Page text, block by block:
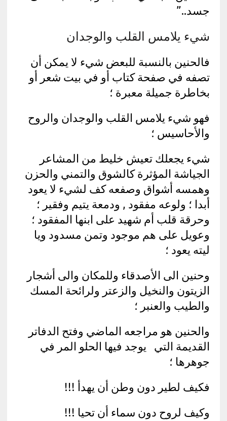
جسد..”
شيء يلامس القلب والوجدان
فالحنين بالنسبة للبعض شيء لا يمكن أن
تصفه في صفحة كتاب أو في بيت شعر أو
بخاطرة جميلة معبرة ؛
فهو شيء يلامس القلب والوجدان والروح
والأحاسيس ؛
شيء يجعلك تعيش خليط من المشاعر
الجياشة المؤثرة كالشوق والتمني والحزن
وهمسه أشواق وصفعه كف لشيء لا يعود
أبدا ؛ ولوعه مفقود , ودمعة يتيم وفقير ؛
وحرقة قلب أم شهيد على ابنها المفقود ؛
وعويل على هم موجود وتمن مسدود ويا
ليته يعود ؛
وحنين الى الأصدقاء وللمكان والى أشجار
الزيتون والنخيل والزعتر ولرائحة المسك
والطيب والعنبر ؛
والحنين هو مراجعه الماضي وفتح الدفاتر
القديمة التي يوجد فيها الحلو المر في
جوهرها ؛
فكيف لطير دون وطن أن يهدأ !!!
وكيف لروح دون سماء أن تحيا !!!